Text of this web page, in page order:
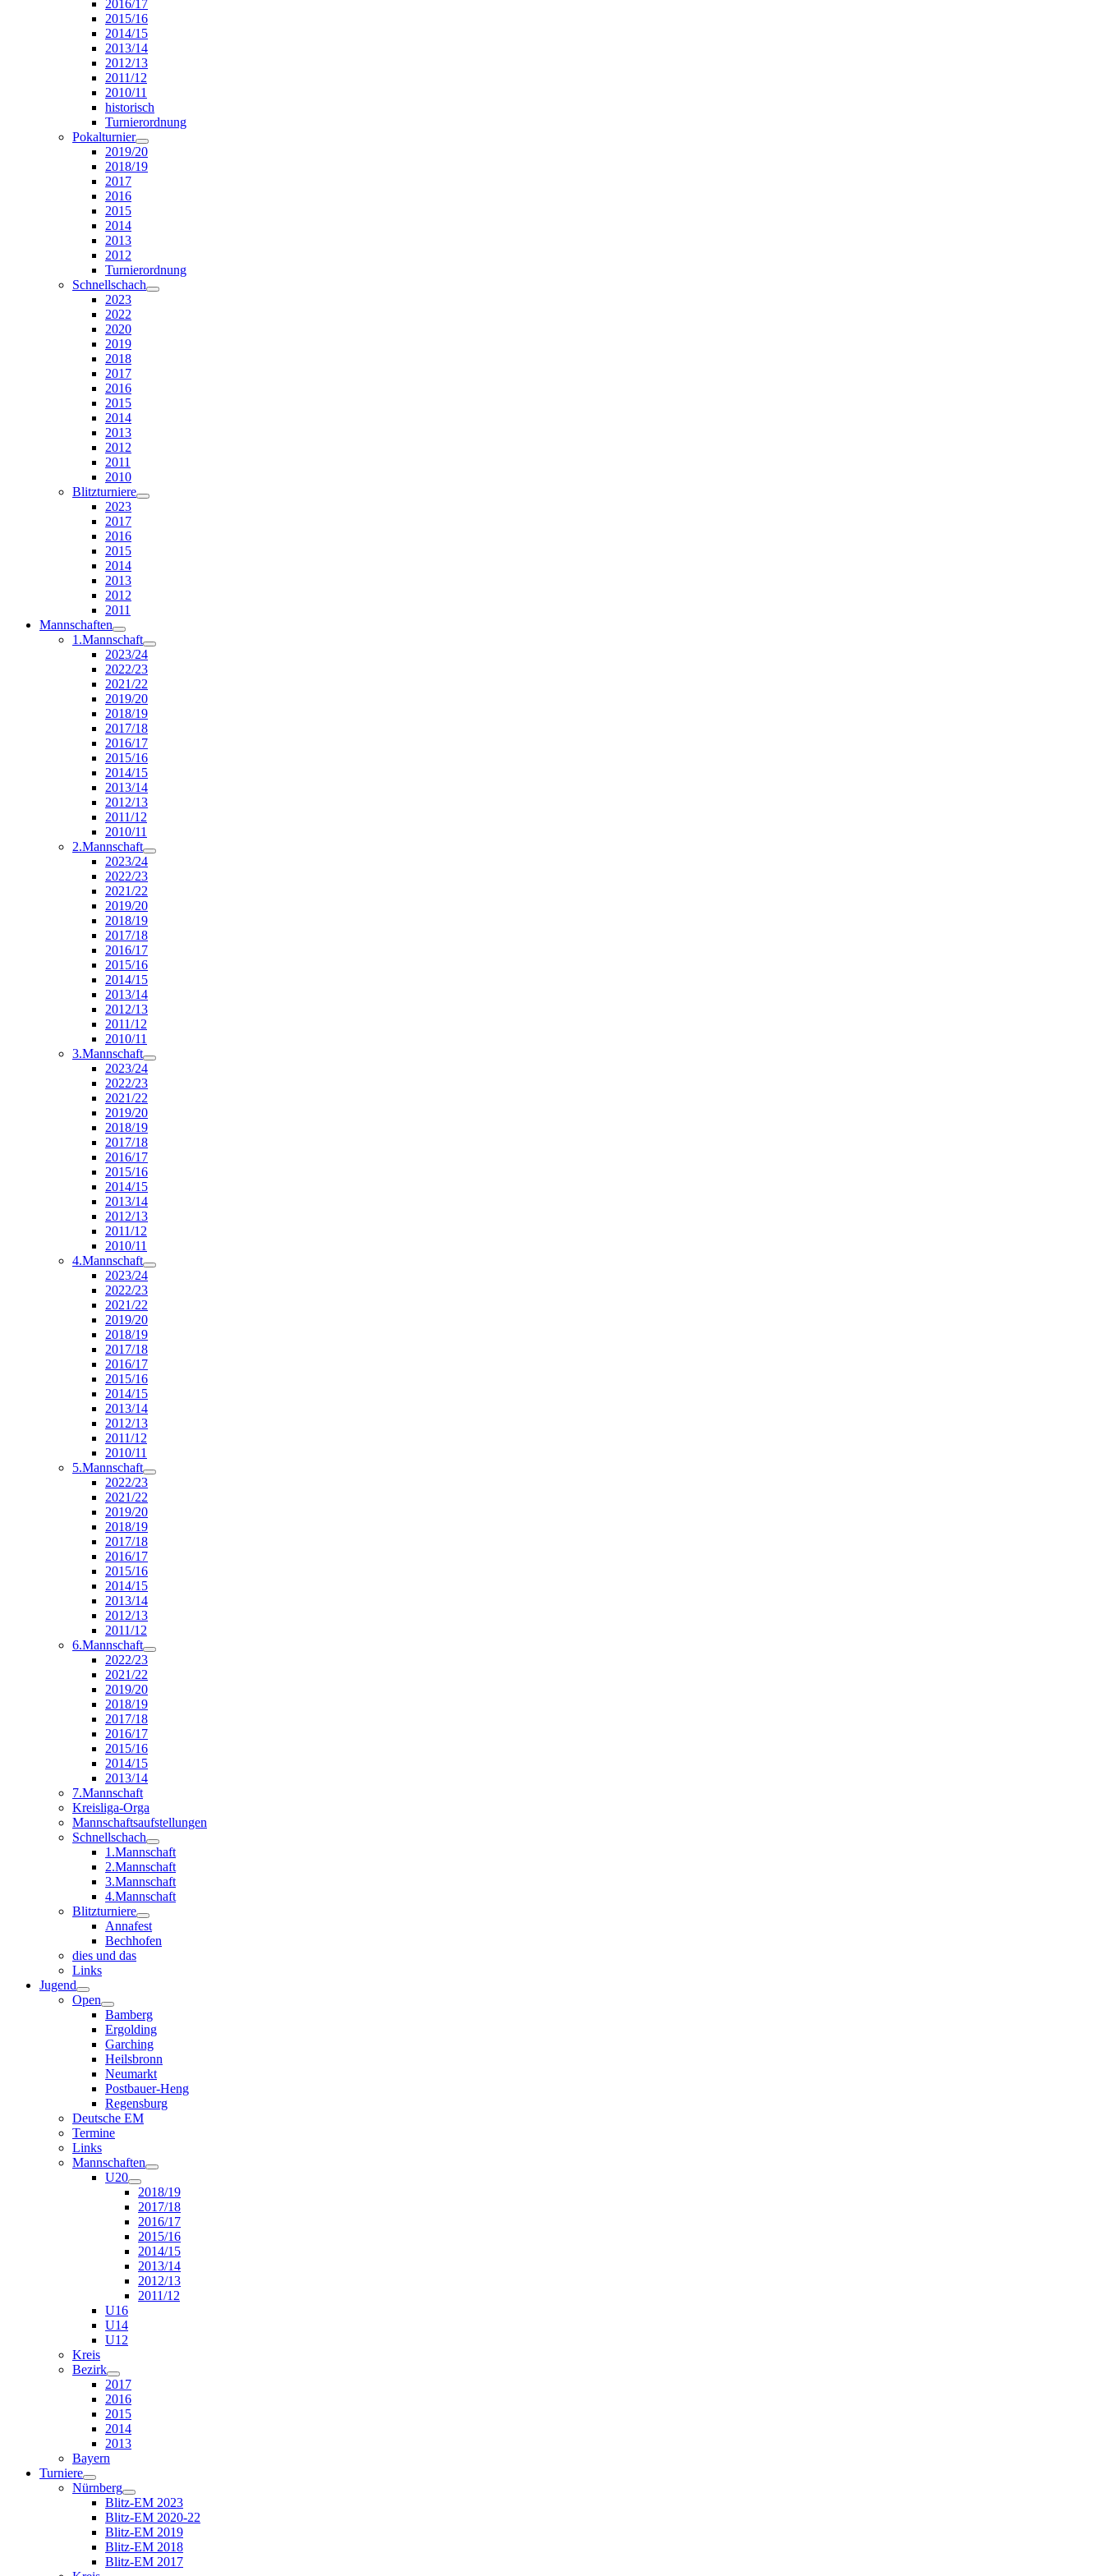
2016/17
2015/16
2014/15
2013/14
2012/13
2011/12
2010/11
historisch
Turnierordnung
Pokalturnier
2019/20
2018/19
2017
2016
2015
2014
2013
2012
Turnierordnung
Schnellschach
2023
2022
2020
2019
2018
2017
2016
2015
2014
2013
2012
2011
2010
Blitzturniere
2023
2017
2016
2015
2014
2013
2012
2011
Mannschaften
1.Mannschaft
2023/24
2022/23
2021/22
2019/20
2018/19
2017/18
2016/17
2015/16
2014/15
2013/14
2012/13
2011/12
2010/11
2.Mannschaft
2023/24
2022/23
2021/22
2019/20
2018/19
2017/18
2016/17
2015/16
2014/15
2013/14
2012/13
2011/12
2010/11
3.Mannschaft
2023/24
2022/23
2021/22
2019/20
2018/19
2017/18
2016/17
2015/16
2014/15
2013/14
2012/13
2011/12
2010/11
4.Mannschaft
2023/24
2022/23
2021/22
2019/20
2018/19
2017/18
2016/17
2015/16
2014/15
2013/14
2012/13
2011/12
2010/11
5.Mannschaft
2022/23
2021/22
2019/20
2018/19
2017/18
2016/17
2015/16
2014/15
2013/14
2012/13
2011/12
6.Mannschaft
2022/23
2021/22
2019/20
2018/19
2017/18
2016/17
2015/16
2014/15
2013/14
7.Mannschaft
Kreisliga-Orga
Mannschaftsaufstellungen
Schnellschach
1.Mannschaft
2.Mannschaft
3.Mannschaft
4.Mannschaft
Blitzturniere
Annafest
Bechhofen
dies und das
Links
Jugend
Open
Bamberg
Ergolding
Garching
Heilsbronn
Neumarkt
Postbauer-Heng
Regensburg
Deutsche EM
Termine
Links
Mannschaften
U20
2018/19
2017/18
2016/17
2015/16
2014/15
2013/14
2012/13
2011/12
U16
U14
U12
Kreis
Bezirk
2017
2016
2015
2014
2013
Bayern
Turniere
Nürnberg
Blitz-EM 2023
Blitz-EM 2020-22
Blitz-EM 2019
Blitz-EM 2018
Blitz-EM 2017